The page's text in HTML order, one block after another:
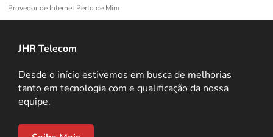
Provedor de Internet Perto de Mim
JHR Telecom
Desde o início estivemos em busca de melhorias
tanto em tecnologia com e qualificação da nossa
equipe.